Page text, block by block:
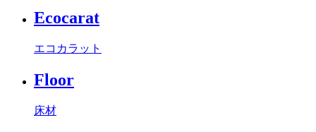
Ecocarat
エコカラット
Floor
床材